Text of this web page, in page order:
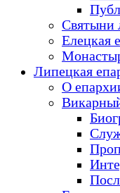
Святыни
Елецкая
Липецкая
О